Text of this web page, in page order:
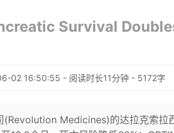
Survival
02 16:50:55 - 阅读时长11分钟 - 5172字
(Revolution Medicines)的达拉克索拉